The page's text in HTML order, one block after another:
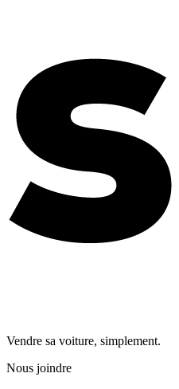
Vendre sa voiture, simplement.
Nous joindre